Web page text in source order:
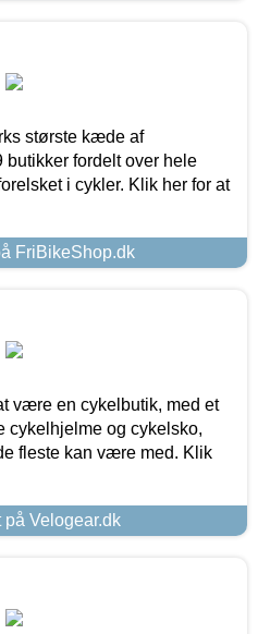
største kæde af
butikker fordelt over hele
i cykler. Klik her for at
FriBikeShop.dk
være en cykelbutik, med et
cykelhjelme og cykelsko,
fleste kan være med. Klik
Velogear.dk